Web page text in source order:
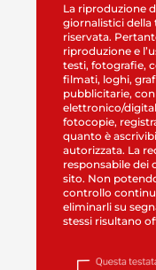
La riproduzione
giornalistici della
riservata.
riproduzione e
testi, fotografie,
filmati, loghi,
pubblicitarie,
elettronico/
fotocopie,
quanto è
autorizzata. La
responsabile dei
sito. Non
controllo
eliminarli su
stessi risultano